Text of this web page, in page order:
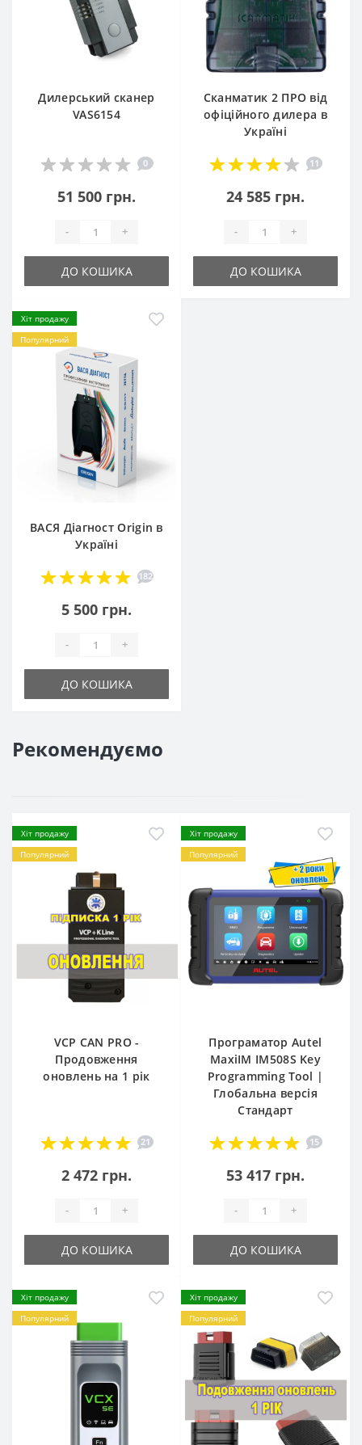
Дилерський сканер
VAS6154
0
51 500 грн.
- +
ДО КОШИКА
Сканматик 2 ПРО від
офіційного дилера в
Україні
11
24 585 грн.
- +
ДО КОШИКА
Хіт продажу
Популярний
ВАСЯ Діагност Origin в
Україні
182
5 500 грн.
- +
ДО КОШИКА
Рекомендуємо
Хіт продажу
Популярний
VCP CAN PRO -
Продовження
оновлень на 1 рік
21
2 472 грн.
- +
ДО КОШИКА
Хіт продажу
Популярний
Програматор Autel
MaxiIM IM508S Key
Programming Tool |
Глобальна версія
Стандарт
15
53 417 грн.
- +
ДО КОШИКА
Хіт продажу
Популярний
Хіт продажу
Популярний